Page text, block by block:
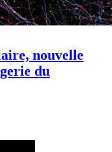
nouvelle
du